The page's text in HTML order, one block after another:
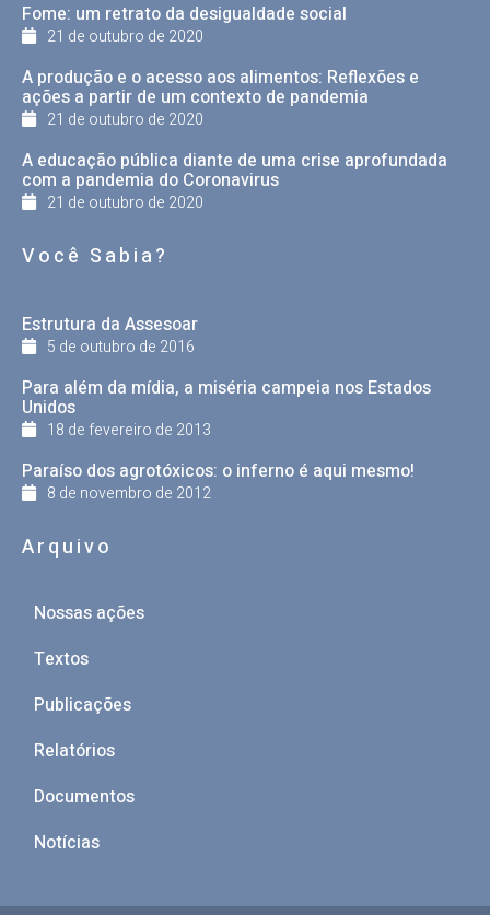
Fome: um retrato da desigualdade social
21 de outubro de 2020
A produção e o acesso aos alimentos: Reflexões e
ações a partir de um contexto de pandemia
21 de outubro de 2020
A educação pública diante de uma crise aprofundada
com a pandemia do Coronavirus
21 de outubro de 2020
Você Sabia?
Estrutura da Assesoar
5 de outubro de 2016
Para além da mídia, a miséria campeia nos Estados
Unidos
18 de fevereiro de 2013
Paraíso dos agrotóxicos: o inferno é aqui mesmo!
8 de novembro de 2012
Arquivo
Nossas ações
Textos
Publicações
Relatórios
Documentos
Notícias